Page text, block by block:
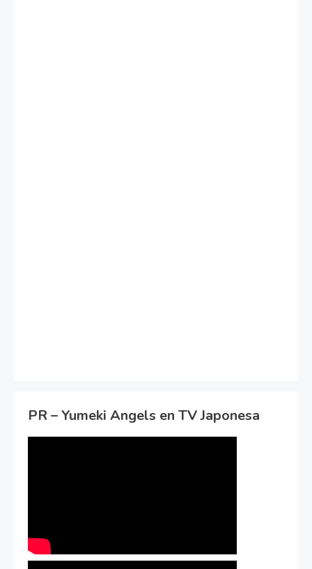
PR – Yumeki Angels en TV Japonesa